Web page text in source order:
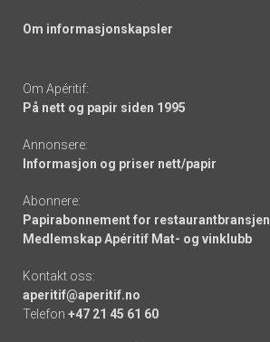
Om informasjonskapsler
Om Apéritif:
På nett og papir siden 1995
Annonsere:
Informasjon og priser nett/papir
Abonnere:
Papirabonnement for restaurantbransjen
Medlemskap Apéritif Mat- og vinklubb
Kontakt oss:
aperitif@aperitif.no
Telefon +47 21 45 61 60